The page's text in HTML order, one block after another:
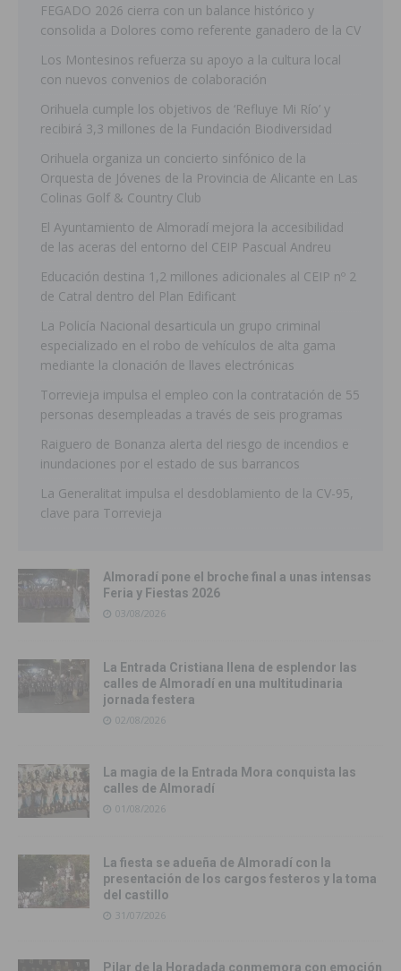
FEGADO 2026 cierra con un balance histórico y
consolida a Dolores como referente ganadero de la CV
Los Montesinos refuerza su apoyo a la cultura local
con nuevos convenios de colaboración
Orihuela cumple los objetivos de ‘Refluye Mi Río’ y
recibirá 3,3 millones de la Fundación Biodiversidad
Orihuela organiza un concierto sinfónico de la
Orquesta de Jóvenes de la Provincia de Alicante en Las
Colinas Golf & Country Club
El Ayuntamiento de Almoradí mejora la accesibilidad
de las aceras del entorno del CEIP Pascual Andreu
Educación destina 1,2 millones adicionales al CEIP nº 2
de Catral dentro del Plan Edificant
La Policía Nacional desarticula un grupo criminal
especializado en el robo de vehículos de alta gama
mediante la clonación de llaves electrónicas
Torrevieja impulsa el empleo con la contratación de 55
personas desempleadas a través de seis programas
Raiguero de Bonanza alerta del riesgo de incendios e
inundaciones por el estado de sus barrancos
La Generalitat impulsa el desdoblamiento de la CV-95,
clave para Torrevieja
Almoradí pone el broche final a unas intensas
Feria y Fiestas 2026
03/08/2026
La Entrada Cristiana llena de esplendor las
calles de Almoradí en una multitudinaria
jornada festera
02/08/2026
La magia de la Entrada Mora conquista las
calles de Almoradí
01/08/2026
La fiesta se adueña de Almoradí con la
presentación de los cargos festeros y la toma
del castillo
31/07/2026
Pilar de la Horadada conmemora con emoción